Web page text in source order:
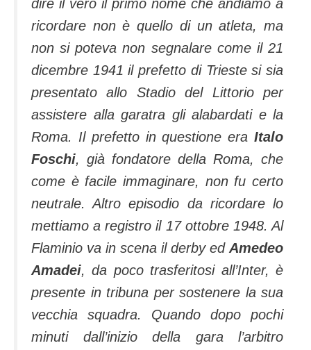
dire il vero il primo nome che andiamo a
ricordare non è quello di un atleta, ma
non si poteva non segnalare come il 21
dicembre 1941 il prefetto di Trieste si sia
presentato allo Stadio del Littorio per
assistere alla garatra gli alabardati e la
Roma. Il prefetto in questione era Italo
Foschi, già fondatore della Roma, che
come è facile immaginare, non fu certo
neutrale. Altro episodio da ricordare lo
mettiamo a registro il 17 ottobre 1948. Al
Flaminio va in scena il derby ed Amedeo
Amadei, da poco trasferitosi all’Inter, è
presente in tribuna per sostenere la sua
vecchia squadra.
Quando dopo pochi
minuti dall’inizio della gara l’arbitro